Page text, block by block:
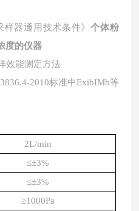
样器通用技术条件》个体粉
度的仪器
效能测定方法
2010标准中ExibIMb等
2L/min
≤±3%
≤±3%
≥1000Pa